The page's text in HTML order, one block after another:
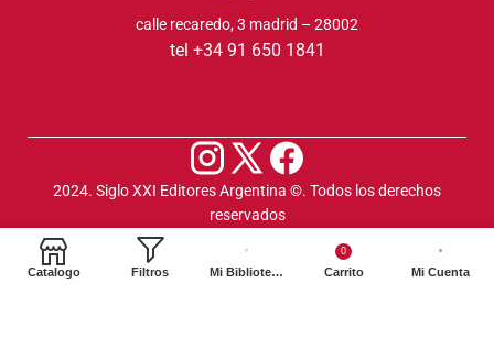
calle recaredo, 3 madrid – 28002
tel +34 91 650 1841
2024. Siglo XXI Editores Argentina ©️. Todos los derechos
reservados
Catalogo Filtros Mi Biblioteca
0
Carrito Mi Cuenta